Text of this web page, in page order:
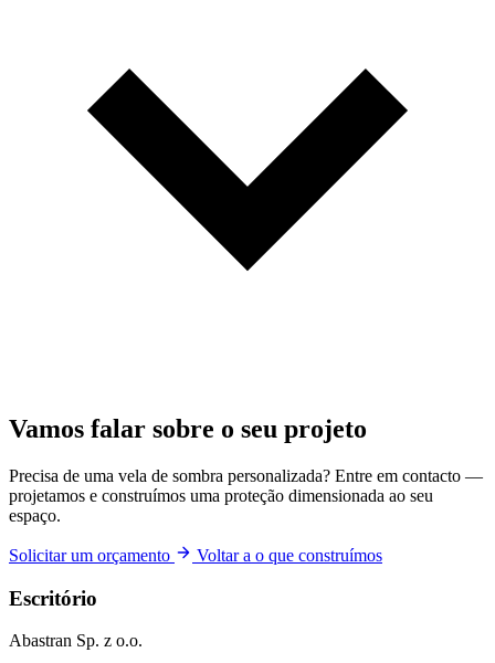
Vamos falar sobre o seu projeto
Precisa de uma vela de sombra personalizada? Entre em contacto —
projetamos e construímos uma proteção dimensionada ao seu
espaço.
Solicitar um orçamento Voltar a o que construímos
Escritório
Abastran Sp. z o.o.